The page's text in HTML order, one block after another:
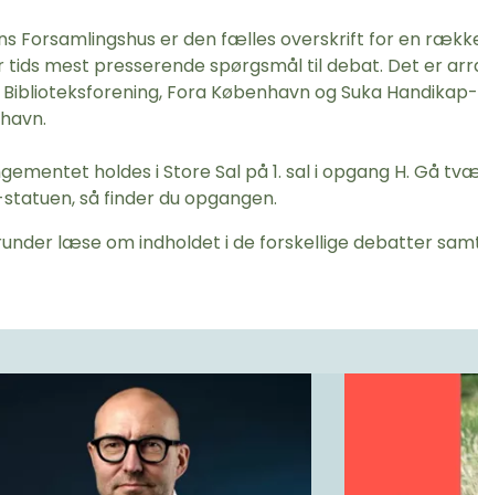
Forsamlingshus er den fælles overskrift for en
mest presserende spørgsmål til debat. Det er
Fora København og Suka
holdes i Store Sal på 1. sal i opgang H. Gå
så finder du opgangen.
læse om indholdet i de forskellige debatter